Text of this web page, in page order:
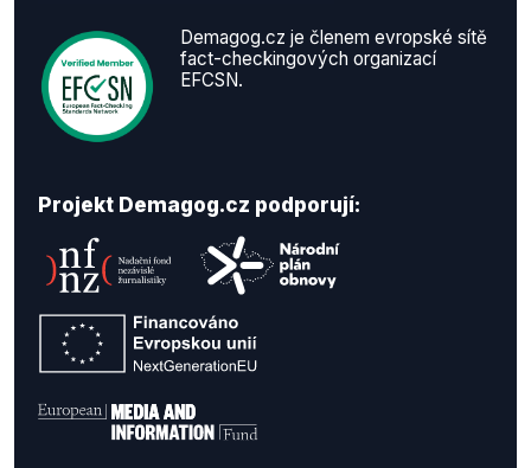
Demagog.cz je členem evropské sítě
fact-checkingových organizací
EFCSN.
Projekt Demagog.cz podporují: